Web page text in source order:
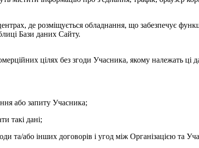
де розміщується обладнання, що забезпечує
Бази даних Сайту.
цілях без згоди Учасника, якому належать
або запиту Учасника;
такі дані;
та/або інших договорів і угод між Організацією та